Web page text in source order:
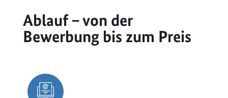
Ablauf – von der
Bewerbung bis zum Preis